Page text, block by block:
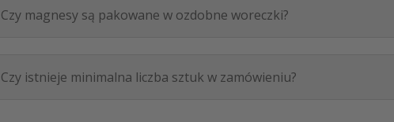
Czy magnesy są pakowane w ozdobne woreczki?
Czy istnieje minimalna liczba sztuk w zamówieniu?